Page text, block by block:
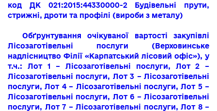
код ДК 021:2015:44330000-2 Будівельні прути,
стрижні, дроти та профілі (вироби з металу)
Обґрунтування очікуваної вартості закупівлі
Лісозаготівельні послуги (Верховинське
надлісництво Філії «Карпатський лісовий офіс»), у
т.ч.: Лот 1 – Лісозаготівельні послуги, Лот 2 –
Лісозаготівельні послуги, Лот 3 – Лісозаготівельні
послуги, Лот 4 – Лісозаготівельні послуги, Лот 5 –
Лісозаготівельні послуги, Лот 6 – Лісозаготівельні
послуги, Лот 7 – Лісозаготівельні послуги, Лот 8 –